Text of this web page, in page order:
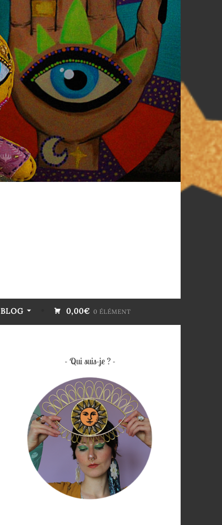
BLOG 0,00€ 0 ÉLÉMENT
Qui suis-je ?